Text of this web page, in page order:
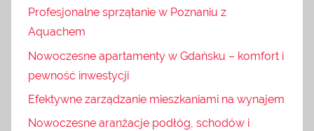
Profesjonalne sprzątanie w Poznaniu z
Aquachem
Nowoczesne apartamenty w Gdańsku – komfort i
pewność inwestycji
Efektywne zarządzanie mieszkaniami na wynajem
Nowoczesne aranżacje podłóg, schodów i